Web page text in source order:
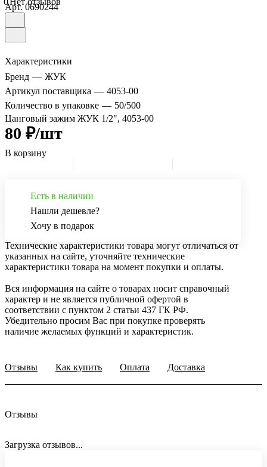
Арт.0690244
Характеристики
Бренд — ЖУК
Артикул поставщика — 4053-00
Количество в упаковке — 50/500
Цанговый зажим ЖУК 1/2", 4053-00
80 ₽/шт
В корзину
Есть в наличии
Нашли дешевле?
Хочу в подарок
Технические характеристики товара могут отличаться от
указанных на сайте, уточняйте технические
характеристики товара на момент покупки и оплаты.
Вся информация на сайте о товарах носит справочный
характер и не является публичной офертой в
соответствии с пунктом 2 статьи 437 ГК РФ.
Убедительно просим Вас при покупке проверять
наличие желаемых функций и характеристик.
Отзывы Как купить Оплата Доставка
Отзывы
Загрузка отзывов...